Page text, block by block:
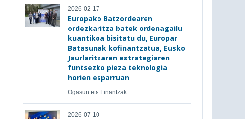
2026-02-17
Europako Batzordearen
ordezkaritza batek ordenagailu
kuantikoa bisitatu du, Europar
Batasunak kofinantzatua, Eusko
Jaurlaritzaren estrategiaren
funtsezko pieza teknologia
horien esparruan
Ogasun eta Finantzak
2026-07-10